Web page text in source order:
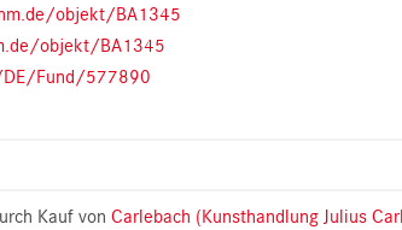
objekt/BA1345
objekt/BA1345
Fund/577890
Kauf von Carlebach (Kunsthandlung Julius